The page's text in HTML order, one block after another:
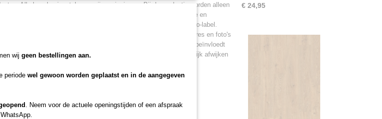
Alle luxe laminaatvloeren zijn emissiearm. Bij de productie worden alleen
materialen gebruikt. Door de verantwoorde materiaalkeuze en
dragen alle Deluxe laminaatvloeren het Blue Angel eco-label.
en varieert daardoor in kleur en structuur. Stalen, brochures en foto's
slechts bij benadering en zijn niet bindend. Het effect van zonlicht beïnvloedt
kleurverandering van het hout. Hierdoor kan het product aanzienlijk afwijken
/ anti-zwelling plus draagplaat 2050 x 246 x 10 mm
€ 24,95
wij geen bestellingen aan.
periode wel gewoon worden geplaatst en in de aangegeven
. Neem voor de actuele openingstijden of een afspraak